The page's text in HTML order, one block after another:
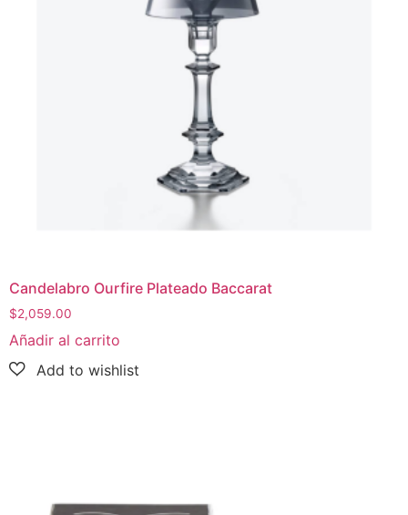
Candelabro Ourfire Plateado Baccarat
$2,059.00
Añadir al carrito